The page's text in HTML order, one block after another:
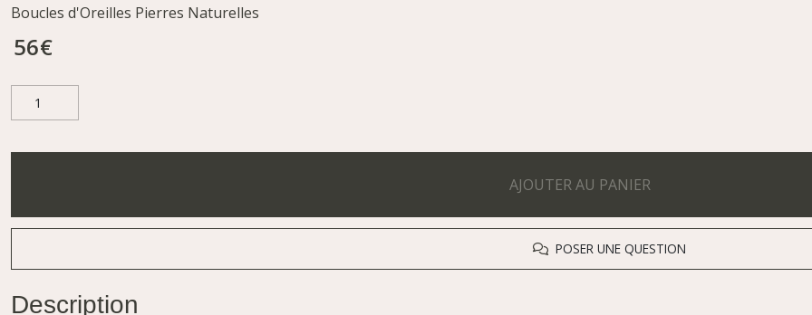
Boucles d'Oreilles Pierres Naturelles
56€
AJOUTER AU PANIER
POSER UNE QUESTION
Description